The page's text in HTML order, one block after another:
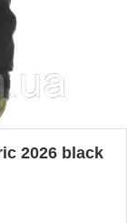
2026 black